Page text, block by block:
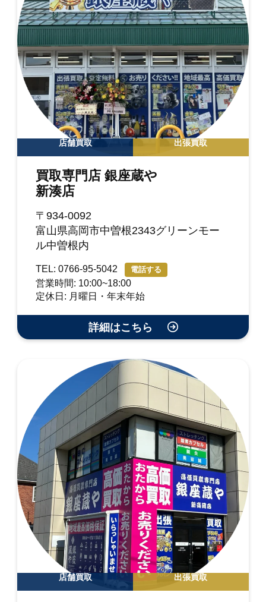
店舗買取 出張買取
買取専門店 銀座蔵や
新湊店
〒934-0092
富山県高岡市中曽根2343グリーンモー
ル中曽根内
TEL: 0766-95-5042 電話する
営業時間: 10:00~18:00
定休日: 月曜日・年末年始
詳細はこちら
店舗買取 出張買取